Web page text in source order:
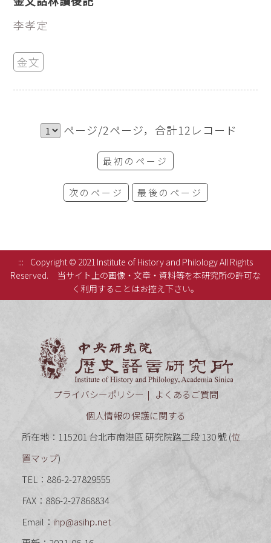
李孝定
金文
ページ/2ページ，合計12レコード
最初のページ
次のページ 最後のページ
:::
Copyright © 2021 Institute of History and Philology All Rights
Reserved.
当サイト上の画像・文章・資料等を本研究所の許可な
く利用することはお控え下さい。
プライバシーポリシー
よくあるご質問
個人情報の保護に関する
所在地：115201 台北市南港區 研究院路二段 130 號 (位
置マップ)
TEL：886-2-27829555
FAX：886-2-27868834
Email： ihp@asihp.net